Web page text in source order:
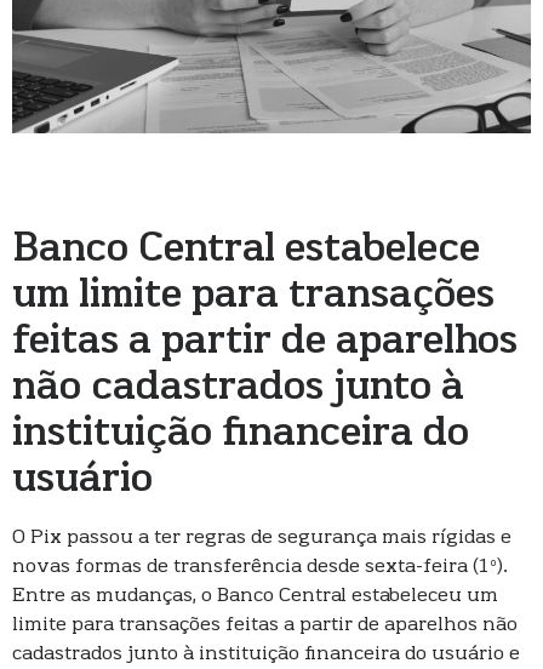
Banco Central estabelece
um limite para transações
feitas a partir de aparelhos
não cadastrados junto à
instituição financeira do
usuário
O Pix passou a ter regras de segurança mais rígidas e
novas formas de transferência desde sexta-feira (1º).
Entre as mudanças, o Banco Central estabeleceu um
limite para transações feitas a partir de aparelhos não
cadastrados junto à instituição financeira do usuário e